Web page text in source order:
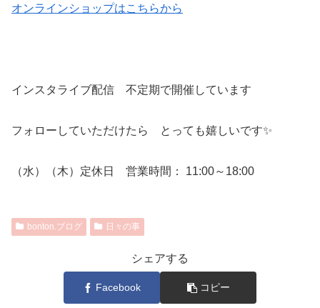
オンラインショップはこちらから
インスタライブ配信 不定期で開催しています
フォローしていただけたら とっても嬉しいです✨
（水）（木）定休日 営業時間： 11:00～18:00
bonton.ブログ 日々の事
シェアする
Facebook コピー